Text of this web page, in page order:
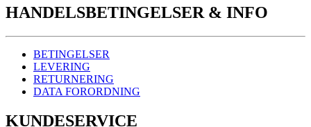
HANDELSBETINGELSER & INFO
BETINGELSER
LEVERING
RETURNERING
DATA FORORDNING
KUNDESERVICE